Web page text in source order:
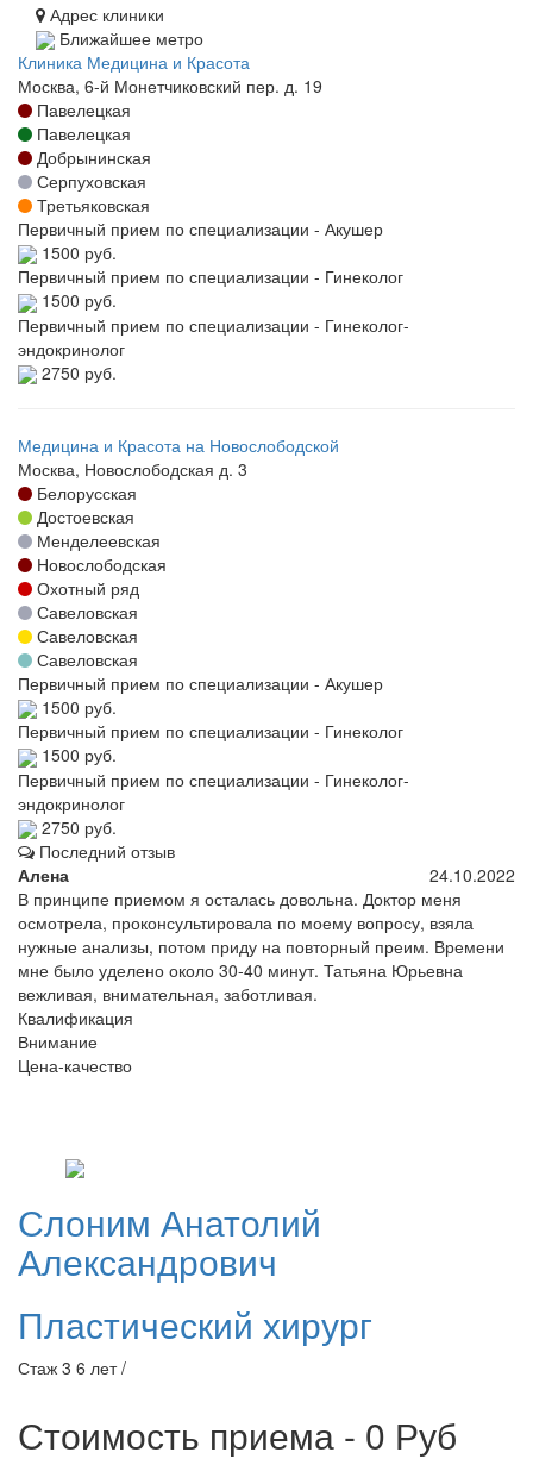
Адрес клиники
Ближайшее метро
Клиника Медицина и Красота
Москва, 6-й Монетчиковский пер. д. 19
Павелецкая
Павелецкая
Добрынинская
Серпуховская
Третьяковская
Первичный прием по специализации - Акушер
1500 руб.
Первичный прием по специализации - Гинеколог
1500 руб.
Первичный прием по специализации - Гинеколог-
эндокринолог
2750 руб.
Медицина и Красота на Новослободской
Москва, Новослободская д. 3
Белорусская
Достоевская
Менделеевская
Новослободская
Охотный ряд
Савеловская
Савеловская
Савеловская
Первичный прием по специализации - Акушер
1500 руб.
Первичный прием по специализации - Гинеколог
1500 руб.
Первичный прием по специализации - Гинеколог-
эндокринолог
2750 руб.
Последний отзыв
Алена
24.10.2022
В принципе приемом я осталась довольна. Доктор меня
осмотрела, проконсультировала по моему вопросу, взяла
нужные анализы, потом приду на повторный преим. Времени
мне было уделено около 30-40 минут. Татьяна Юрьевна
вежливая, внимательная, заботливая.
Квалификация
Внимание
Цена-качество
Слоним Анатолий
Александрович
Пластический хирург
Стаж 3 6 лет /
Стоимость приема - 0 Руб